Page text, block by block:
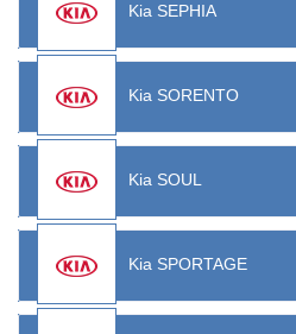
Kia SEPHIA
Kia SORENTO
Kia SOUL
Kia SPORTAGE